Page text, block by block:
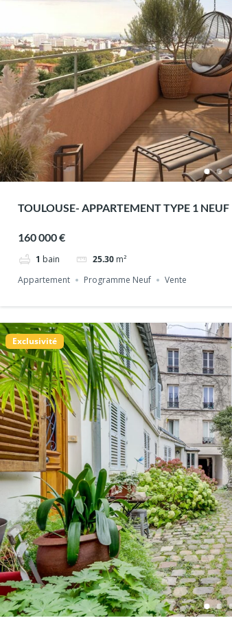
TOULOUSE- APPARTEMENT TYPE 1 NEUF
160 000 €
1 bain 25.30 m²
Appartement
Programme Neuf Vente
Exclusivité